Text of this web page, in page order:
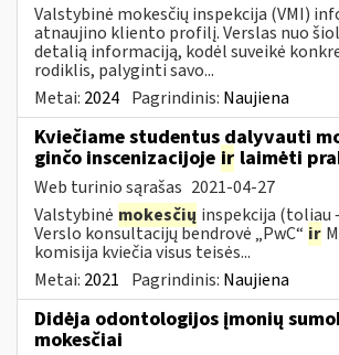
Valstybinė mokesčių inspekcija (VMI)
atnaujino kliento profilį. Verslas nuo
detalią informaciją, kodėl suveikė
rodiklis, palyginti savo...
Metai: 2024 Pagrindinis: Naujiena
Kviečiame studentus dalyvauti
ginčo inscenizacijoje ir laimėti
Web turinio sąrašas 2021-04-27
Valstybinė mokesčių inspekcija (toliau
Verslo konsultacijų bendrovė „PwC“ ir
komisija kviečia visus teisės...
Metai: 2021 Pagrindinis: Naujiena
Didėja odontologijos įmonių
mokesčiai